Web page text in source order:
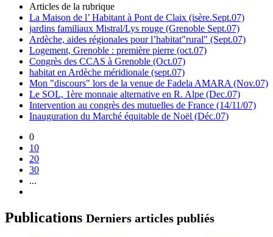
Articles de la rubrique
La Maison de l’ Habitant à Pont de Claix (isère.Sept.07)
jardins familiaux Mistral/Lys rouge (Grenoble Sept.07)
Ardèche, aides régionales pour l’habitat"rural" (Sept.07)
Logement, Grenoble : première pierre (oct.07)
Congrès des CCAS à Grenoble (Oct.07)
habitat en Ardèche méridionale (sept.07)
Mon "discours" lors de la venue de Fadela AMARA (Nov.07)
Le SOL, 1ère monnaie alternative en R. Alpe (Dec.07)
Intervention au congrès des mutuelles de France (14/11/07)
Inauguration du Marché équitable de Noël (Déc.07)
0
10
20
30
...
Publications Derniers articles publiés